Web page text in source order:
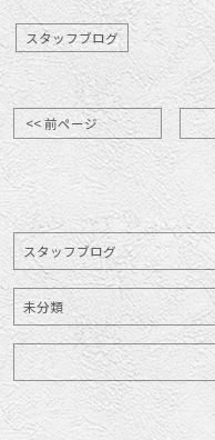
スタッフブログ
<< 前ページ
スタッフブログ
未分類